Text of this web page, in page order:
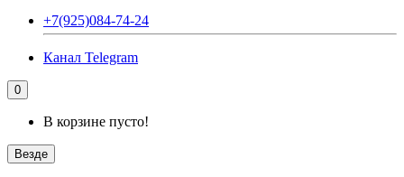
+7(925)084-74-24
Канал Telegram
0
В корзине пусто!
Везде